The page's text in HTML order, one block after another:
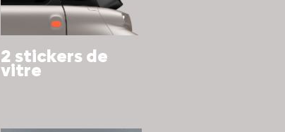
2 stickers de
vitre